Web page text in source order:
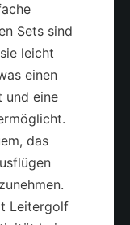
Sets sind
leicht
einen
und eine
das
Leitergolf